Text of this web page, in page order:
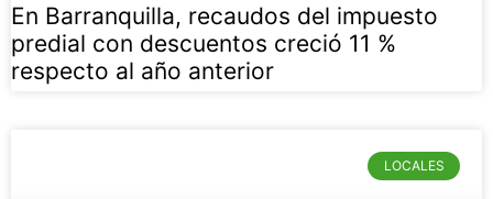
En Barranquilla, recaudos del impuesto
predial con descuentos creció 11 %
respecto al año anterior
LOCALES